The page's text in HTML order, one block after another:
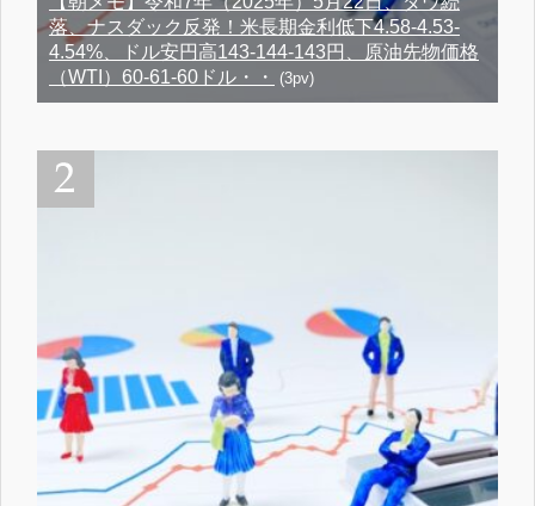
落、ナスダック反発！米長期金利低下4.58-4.53-
4.54%、ドル安円高143-144-143円、原油先物価格
（WTI）60-61-60ドル・・
(3pv)